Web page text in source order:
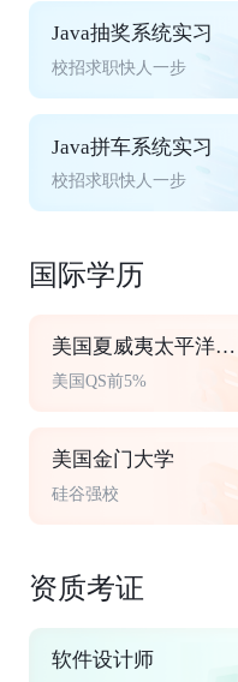
Java抽奖系统实习
校招求职快人一步
Java拼车系统实习
校招求职快人一步
国际学历
美国夏威夷太平洋大学
美国QS前5%
美国金门大学
硅谷强校
资质考证
软件设计师